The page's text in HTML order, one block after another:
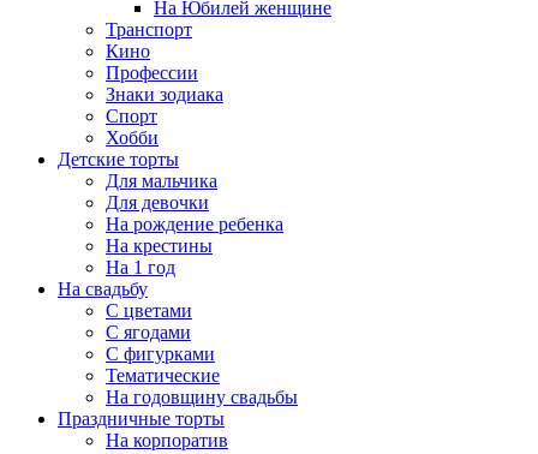
На Юбилей женщине
Транспорт
Кино
Профессии
Знаки зодиака
Спорт
Хобби
Детские торты
Для мальчика
Для девочки
На рождение ребенка
На крестины
На 1 год
На свадьбу
С цветами
С ягодами
С фигурками
Тематические
На годовщину свадьбы
Праздничные торты
На корпоратив